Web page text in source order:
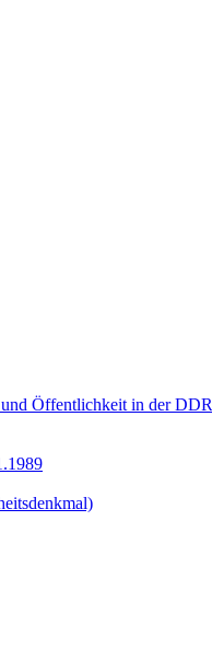
Öffentlichkeit in der DDR